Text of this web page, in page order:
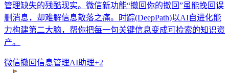
管理缺失的残酷现实。微信新功能“撤回你的撤回”虽能挽回误
删消息，却难解信息散落之痛。时踪(DeepPath)以AI自进化能
力构建第二大脑，帮你把每一句关键信息变成可检索的知识资
产。
微信撤回信息管理AI助理+2